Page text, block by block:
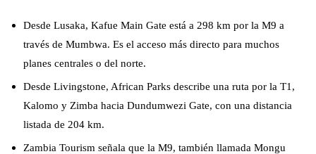
Desde Lusaka, Kafue Main Gate está a 298 km por la M9 a
través de Mumbwa. Es el acceso más directo para muchos
planes centrales o del norte.
Desde Livingstone, African Parks describe una ruta por la T1,
Kalomo y Zimba hacia Dundumwezi Gate, con una distancia
listada de 204 km.
Zambia Tourism señala que la M9, también llamada Mongu